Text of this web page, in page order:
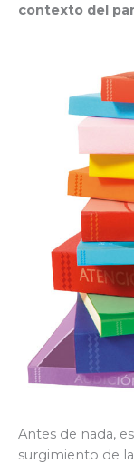
contexto del
Antes de nada,
surgimiento de